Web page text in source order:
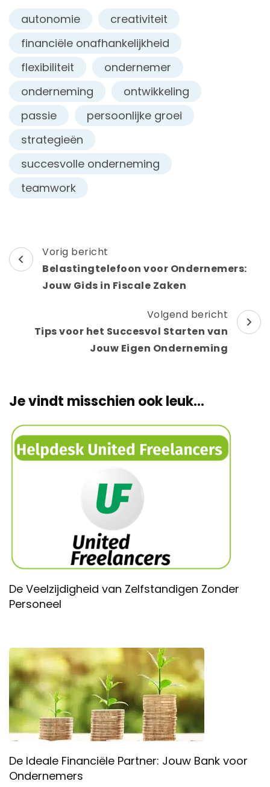
autonomie
creativiteit
financiële onafhankelijkheid
flexibiliteit
ondernemer
onderneming
ontwikkeling
passie
persoonlijke groei
strategieën
succesvolle onderneming
teamwork
Berichtnavigatie
Vorig bericht
Belastingtelefoon voor Ondernemers:
Jouw Gids in Fiscale Zaken
Volgend bericht
Tips voor het Succesvol Starten van
Jouw Eigen Onderneming
Je vindt misschien ook leuk...
De Veelzijdigheid van Zelfstandigen Zonder
Personeel
De Ideale Financiële Partner: Jouw Bank voor
Ondernemers